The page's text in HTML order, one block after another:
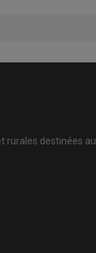
rurales destinées